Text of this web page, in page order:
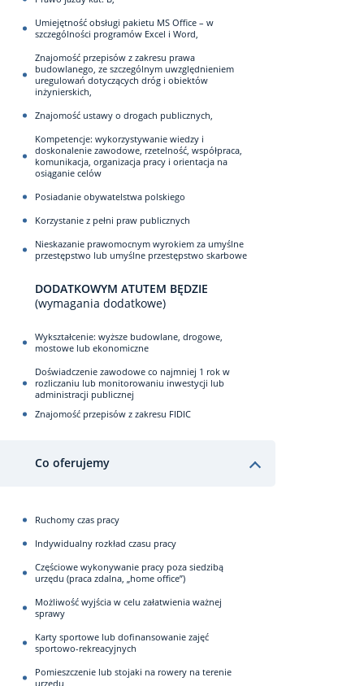
Umiejętność obsługi pakietu MS Office – w
szczególności programów Excel i Word,
Znajomość przepisów z zakresu prawa
budowlanego, ze szczególnym uwzględnieniem
uregulowań dotyczących dróg i obiektów
inżynierskich,
Znajomość ustawy o drogach publicznych,
Kompetencje: wykorzystywanie wiedzy i
doskonalenie zawodowe, rzetelność, współpraca,
komunikacja, organizacja pracy i orientacja na
osiąganie celów
Posiadanie obywatelstwa polskiego
Korzystanie z pełni praw publicznych
Nieskazanie prawomocnym wyrokiem za umyślne
przestępstwo lub umyślne przestępstwo skarbowe
DODATKOWYM ATUTEM BĘDZIE
(wymagania dodatkowe)
Wykształcenie: wyższe budowlane, drogowe,
mostowe lub ekonomiczne
Doświadczenie zawodowe co najmniej 1 rok w
rozliczaniu lub monitorowaniu inwestycji lub
administracji publicznej
Znajomość przepisów z zakresu FIDIC
Co oferujemy
Ruchomy czas pracy
Indywidualny rozkład czasu pracy
Częściowe wykonywanie pracy poza siedzibą
urzędu (praca zdalna, „home office”)
Możliwość wyjścia w celu załatwienia ważnej
sprawy
Karty sportowe lub dofinansowanie zajęć
sportowo-rekreacyjnych
Pomieszczenie lub stojaki na rowery na terenie
urzędu